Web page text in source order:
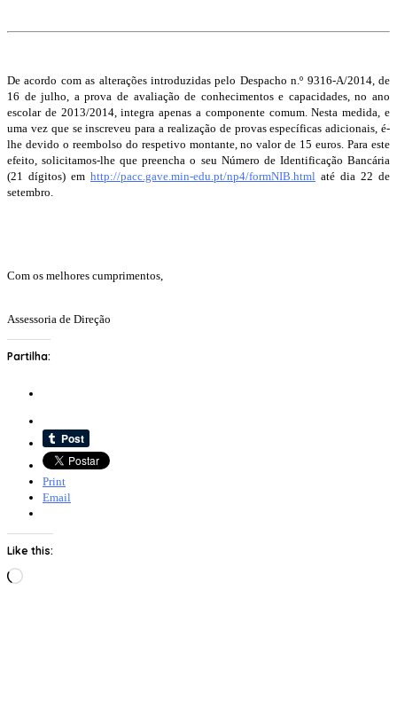
De acordo com as alterações introduzidas pelo Despacho n.º 9316-A/2014, de
16 de julho, a prova de avaliação de conhecimentos e capacidades, no ano
escolar de 2013/2014, integra apenas a componente comum. Nesta medida, e
uma vez que se inscreveu para a realização de provas específicas adicionais, é-
lhe devido o reembolso do respetivo montante, no valor de 15 euros. Para este
efeito, solicitamos-lhe que preencha o seu Número de Identificação Bancária
(21 dígitos) em http://pacc.gave.min-edu.pt/np4/formNIB.html até dia 22 de
setembro.
Com os melhores cumprimentos,
Assessoria de Direção
Partilha:
Print
Email
Like this:
Loading…